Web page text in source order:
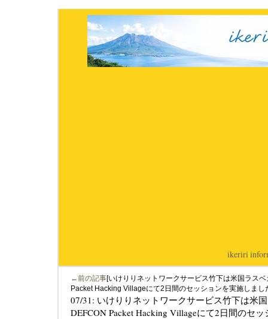
ikeriri|
←前の記事[いけりりネットワークサービス竹下は米国ラス
Packet Hacking Villageにて2日間のセッションを実施しまし
07/31: いけりりネットワークサービス竹下は米
DEFCON Packet Hacking Villageにて2日間のセ